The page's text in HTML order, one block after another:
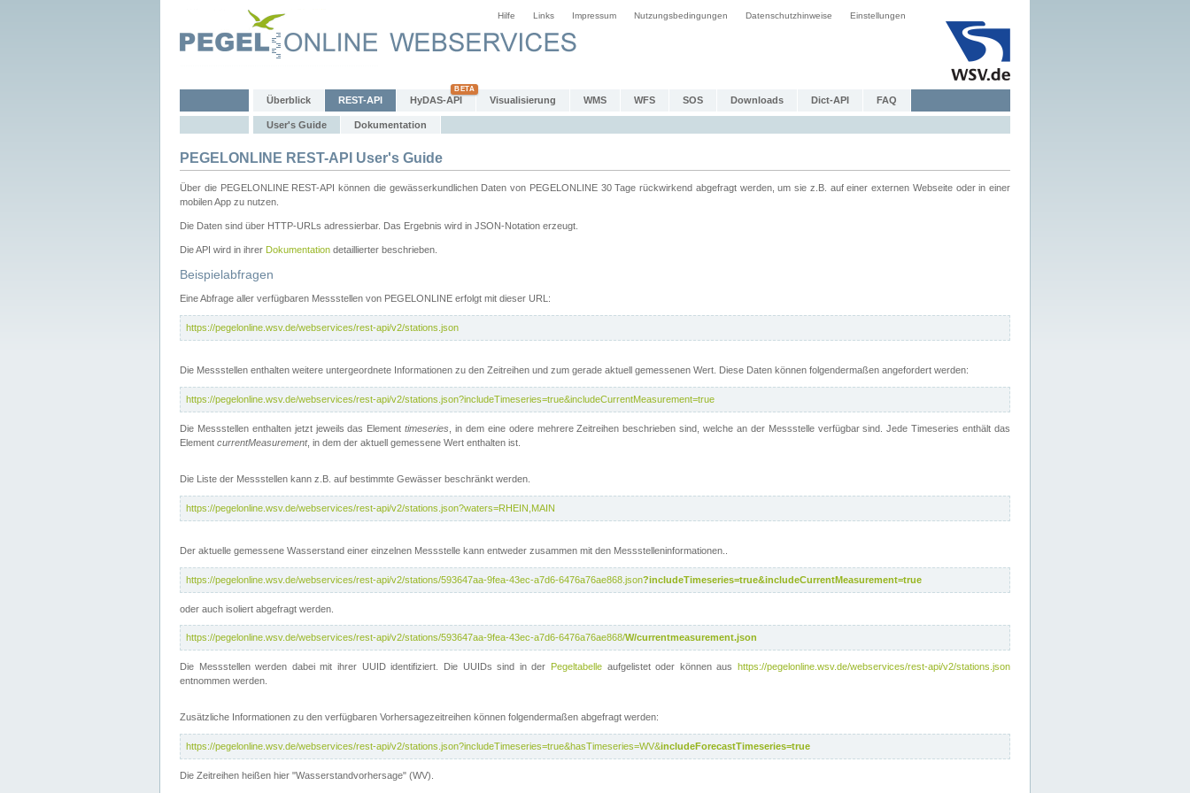
Hilfe Links Impressum Nutzungsbedingungen Datenschutzhinweise Einstellungen
Überblick REST-API HyDAS-API Visualisierung WMS WFS SOS Downloads Dict-API FAQ
User's Guide Dokumentation
PEGELONLINE REST-API User's Guide
Über die PEGELONLINE REST-API können die gewässerkundlichen Daten von PEGELONLINE 30 Tage rückwirkend abgefragt werden, um sie z.B. auf einer externen Webseite oder in einer
mobilen App zu nutzen.
Die Daten sind über HTTP-URLs adressierbar. Das Ergebnis wird in JSON-Notation erzeugt.
Die API wird in ihrer Dokumentation detaillierter beschrieben.
Beispielabfragen
Eine Abfrage aller verfügbaren Messstellen von PEGELONLINE erfolgt mit dieser URL:
https://pegelonline.wsv.de/webservices/rest-api/v2/stations.json
Die Messstellen enthalten weitere untergeordnete Informationen zu den Zeitreihen und zum gerade aktuell gemessenen Wert. Diese Daten können folgendermaßen angefordert werden:
https://pegelonline.wsv.de/webservices/rest-api/v2/stations.json?includeTimeseries=true&includeCurrentMeasurement=true
Die Messstellen enthalten jetzt jeweils das Elementtimeseries , in dem eine odere mehrere Zeitreihen beschrieben sind, welche an der Messstelle verfügbar sind. Jede Timeseries enthält das
Element currentMeasurement, in dem der aktuell gemessene Wert enthalten ist.
Die Liste der Messstellen kann z.B. auf bestimmte Gewässer beschränkt werden.
https://pegelonline.wsv.de/webservices/rest-api/v2/stations.json?waters=RHEIN,MAIN
Der aktuelle gemessene Wasserstand einer einzelnen Messstelle kann entweder zusammen mit den Messstelleninformationen..
https://pegelonline.wsv.de/webservices/rest-api/v2/stations/593647aa-9fea-43ec-a7d6-6476a76ae868.json?includeTimeseries=true&includeCurrentMeasurement=true
oder auch isoliert abgefragt werden.
https://pegelonline.wsv.de/webservices/rest-api/v2/stations/593647aa-9fea-43ec-a7d6-6476a76ae868/W/currentmeasurement.json
Die Messstellen werden dabei mit ihrer UUID identifiziert. Die UUIDs sind in der Pegeltabelleaufgelistet oder können aushttps://pegelonline.wsv.de/webservices/rest-api/v2/stations.json
entnommen werden.
Zusätzliche Informationen zu den verfügbaren Vorhersagezeitreihen können folgendermaßen abgefragt werden:
https://pegelonline.wsv.de/webservices/rest-api/v2/stations.json?includeTimeseries=true&hasTimeseries=WV&includeForecastTimeseries=true
Die Zeitreihen heißen hier "Wasserstandvorhersage" (WV).